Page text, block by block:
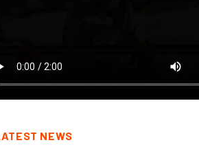
NEWS